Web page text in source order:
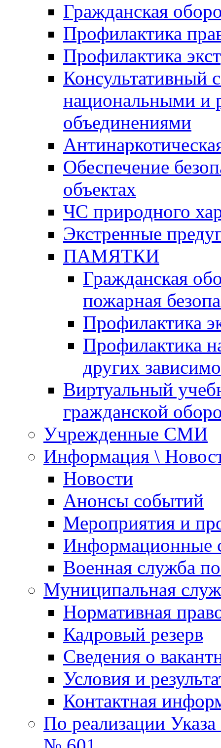
Гражданская
Профилактика
Профилактика
Консультативный
национальными и
объединениями
Обеспечение
объектах
ЧС природного
Экстренные
ПАМЯТКИ
Гражданская
пожарная
Профилактика
Профилактика
других
Виртуальный
гражданской
Учрежденные СМИ
Информация \
Новости
Анонсы событий
Мероприятия и
Информационные
Военная служба
Муниципальная
Нормативная
Кадровый резерв
Сведения о
Условия и
Контактная
По реализации